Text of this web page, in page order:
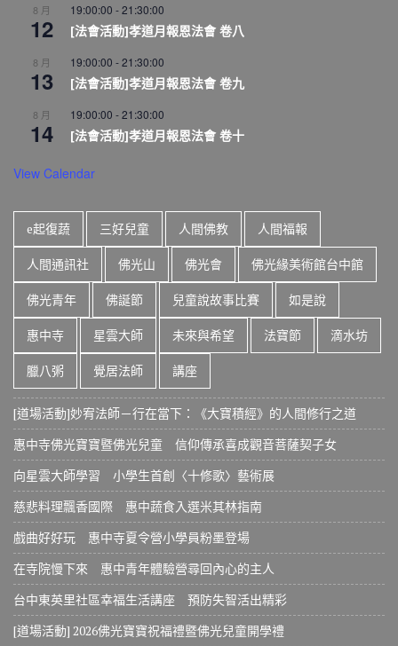
8 月
12
19:00:00 -21:30:00
[法會活動]孝道月報恩法會 卷八
8 月
13
19:00:00 -21:30:00
[法會活動]孝道月報恩法會 卷九
8 月
14
19:00:00 -21:30:00
[法會活動]孝道月報恩法會 卷十
View Calendar
e起復蔬 三好兒童 人間佛教 人間福報
人間通訊社 佛光山 佛光會 佛光緣美術館台中館
佛光青年 佛誕節 兒童說故事比賽 如是說
惠中寺 星雲大師 未來與希望 法寶節 滴水坊
臘八粥 覺居法師 講座
[道場活動]妙宥法師－行在當下：《大寶積經》的人間修行之道
惠中寺佛光寶寶暨佛光兒童 信仰傳承喜成觀音菩薩契子女
向星雲大師學習 小學生首創〈十修歌〉藝術展
慈悲料理飄香國際 惠中蔬食入選米其林指南
戲曲好好玩 惠中寺夏令營小學員粉墨登場
在寺院慢下來 惠中青年體驗營尋回內心的主人
台中東英里社區幸福生活講座 預防失智活出精彩
[道場活動] 2026佛光寶寶祝福禮暨佛光兒童開學禮